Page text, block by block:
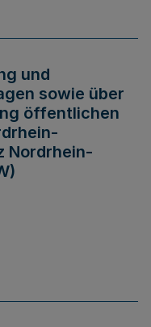
und
sowie über
öffentlichen
Nordrhein-